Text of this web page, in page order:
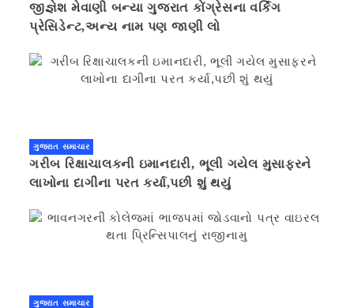
જીજ્ઞેશ મેવાણી બન્યા ગુજરાત કોંગ્રેસના વર્કિંગ
પ્રેસિડેન્ટ,અન્ય નામ પણ જાણી લો
ગુજરાત સમાચાર
ગરીબ રિક્ષાચાલકની ઇમાનદારી, ભૂલી ગયેલ મુસાફરને
લાખોના દાગીના પરત કર્યા,પછી શું થયું
ગુજરાત સમાચાર